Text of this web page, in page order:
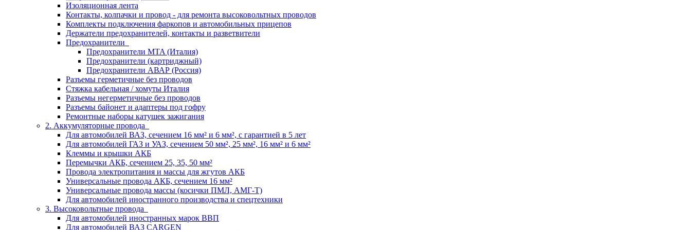
Изоляционная лента
Контакты, колпачки и провод - для ремонта высоковольтных проводов
Комплекты подключения фаркопов и автомобильных прицепов
Держатели предохранителей, контакты и разветвители
Предохранители
Предохранители MTA (Италия)
Предохранители (картриджный)
Предохранители АВАР (Россия)
Разъемы герметичные без проводов
Стяжка кабельная / хомуты Италия
Разъемы негерметичные без проводов
Разъемы байонет и адаптеры под гофру
Ремонтные наборы катушек зажигания
2. Аккумуляторные провода
Для автомобилей ВАЗ, сечением 16 мм² и 6 мм², с гарантией в 5 лет
Для автомобилей ГАЗ и УАЗ, сечением 50 мм², 25 мм², 16 мм² и 6 мм²
Клеммы и крышки АКБ
Перемычки АКБ, сечением 25, 35, 50 мм²
Провода электропитания и массы для жгутов АКБ
Универсальные провода АКБ, сечением 16 мм²
Универсальные провода массы (косички ПМЛ, АМГ-Т)
Для автомобилей иностранного производства и спецтехники
3. Высоковольтные провода
Для автомобилей иностранных марок ВВП
Для автомобилей ВАЗ CARGEN